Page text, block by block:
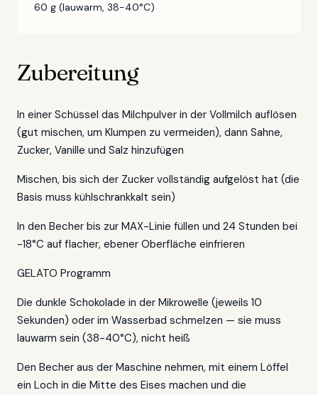
60 g (lauwarm, 38-40°C)
Zubereitung
In einer Schüssel das Milchpulver in der Vollmilch auflösen
(gut mischen, um Klumpen zu vermeiden), dann Sahne,
Zucker, Vanille und Salz hinzufügen
Mischen, bis sich der Zucker vollständig aufgelöst hat (die
Basis muss kühlschrankkalt sein)
In den Becher bis zur MAX-Linie füllen und 24 Stunden bei
-18°C auf flacher, ebener Oberfläche einfrieren
GELATO Programm
Die dunkle Schokolade in der Mikrowelle (jeweils 10
Sekunden) oder im Wasserbad schmelzen — sie muss
lauwarm sein (38-40°C), nicht heiß
Den Becher aus der Maschine nehmen, mit einem Löffel
ein Loch in die Mitte des Eises machen und die